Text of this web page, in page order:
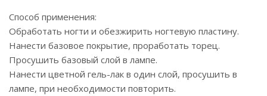
Способ применения:
Обработать ногти и обезжирить ногтевую пластину.
Нанести базовое покрытие, проработать торец.
Просушить базовый слой в лампе.
Нанести цветной гель-лак в один слой, просушить в
лампе, при необходимости повторить.